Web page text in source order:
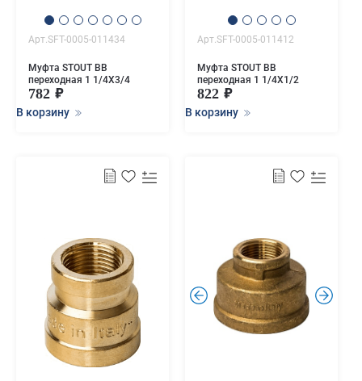
Арт.SFT-0005-011434
Муфта STOUT ВВ
переходная 1 1/4X3/4
782
В корзину
Арт.SFT-0005-011412
Муфта STOUT ВВ
переходная 1 1/4X1/2
822
В корзину
. .